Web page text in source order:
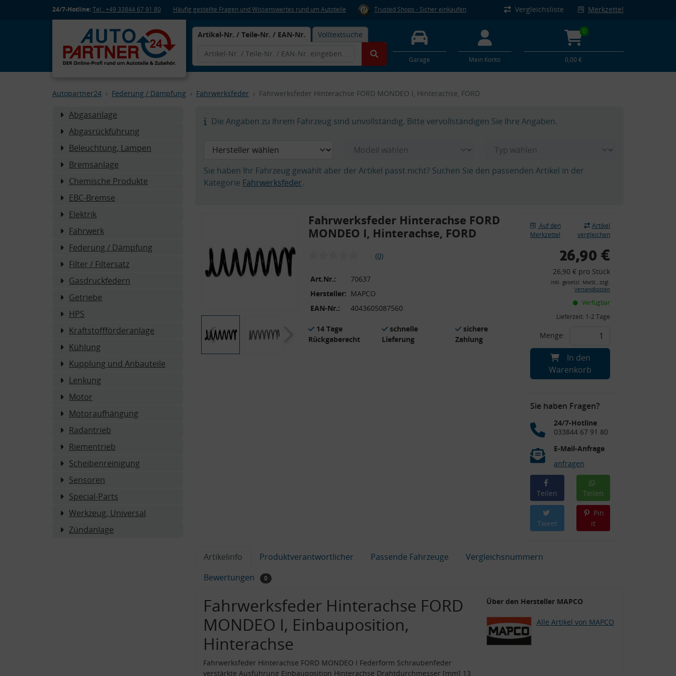
24/7-Hotline:Tel.: +49 33844 67 91 80 Häufig gestellte Fragen und Wissenswertes rund um Autoteile Trusted Shops - Sicher einkaufen Vergleichsliste Merkzettel
Artikel-Nr. / Teile-Nr. / EAN-Nr. Volltextsuche
Garage Mein Konto
0
0,00 €
Autopartner24 Federung / Dämpfung Fahrwerksfeder Fahrwerksfeder Hinterachse FORD MONDEO I, Hinterachse, FORD
Abgasanlage
Abgasrückführung
Beleuchtung, Lampen
Bremsanlage
Chemische Produkte
EBC-Bremse
Elektrik
Fahrwerk
Federung / Dämpfung
Filter / Filtersatz
Gasdruckfedern
Getriebe
HPS
Kraftstoffförderanlage
Kühlung
Kupplung und Anbauteile
Lenkung
Motor
Motoraufhängung
Radantrieb
Riementrieb
Scheibenreinigung
Sensoren
Special-Parts
Werkzeug, Universal
Zündanlage
Die Angaben zu Ihrem Fahrzeug sind unvollständig. Bitte vervollständigen Sie Ihre Angaben.
Sie haben Ihr Fahrzeug gewählt aber der Artikel passt nicht? Suchen Sie den passenden Artikel in der
Kategorie Fahrwerksfeder.
Fahrwerksfeder Hinterachse FORD
MONDEO I, Hinterachse, FORD
(0)
Art.Nr.:
70637
Hersteller: MAPCO
EAN-Nr.:
4043605087560
14 Tage
Rückgaberecht
schnelle
Lieferung
sichere
Zahlung
Auf den
Merkzettel
Artikel
vergleichen
26,90 €
26,90 € pro Stück
inkl. gesetzl. MwSt., zzgl.
Versandkosten
Verfügbar
Lieferzeit: 1-2 Tage
Menge:
In den
Warenkorb
Sie haben Fragen?
24/7-Hotline
033844 67 91 80
E-Mail-Anfrage
anfragen
Teilen Teilen
Tweet
Pin
it
Artikelinfo Produktverantwortlicher Passende Fahrzeuge
Vergleichsnummern
Bewertungen
0
Fahrwerksfeder Hinterachse FORD
MONDEO I, Einbauposition,
Hinterachse
Fahrwerksfeder Hinterachse FORD MONDEO I Federform Schraubenfeder
verstärkte Ausführung Einbauposition Hinterachse Drahtdurchmesser [mm] 13
Über den Hersteller MAPCO
Alle Artikel von MAPCO